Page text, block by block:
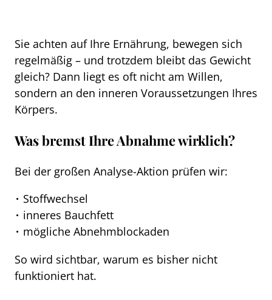
Sie achten auf Ihre Ernährung, bewegen sich
regelmäßig – und trotzdem bleibt das Gewicht
gleich? Dann liegt es oft nicht am Willen,
sondern an den inneren Voraussetzungen Ihres
Körpers.
Was bremst Ihre Abnahme wirklich?
Bei der großen Analyse-Aktion prüfen wir:
Stoffwechsel
inneres Bauchfett
mögliche Abnehmblockaden
So wird sichtbar, warum es bisher nicht
funktioniert hat.